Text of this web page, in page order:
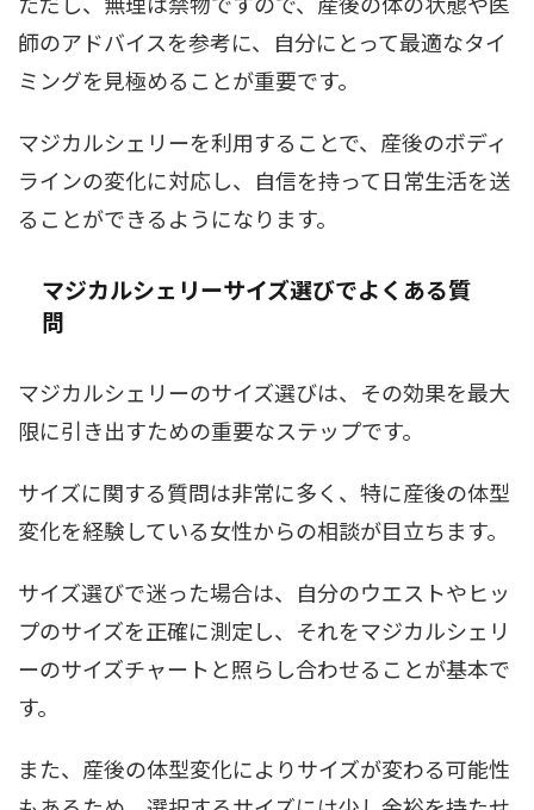
師のアドバイスを参考に、自分にとって最適なタイ
ミングを見極めることが重要です。
マジカルシェリーを利用することで、産後のボディ
ラインの変化に対応し、自信を持って日常生活を送
ることができるようになります。
マジカルシェリーサイズ選びでよくある質
問
マジカルシェリーのサイズ選びは、その効果を最大
限に引き出すための重要なステップです。
サイズに関する質問は非常に多く、特に産後の体型
変化を経験している女性からの相談が目立ちます。
サイズ選びで迷った場合は、自分のウエストやヒッ
プのサイズを正確に測定し、それをマジカルシェリ
ーのサイズチャートと照らし合わせることが基本で
す。
また、産後の体型変化によりサイズが変わる可能性